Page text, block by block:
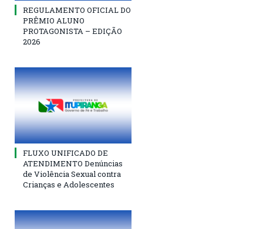
REGULAMENTO OFICIAL DO
PRÊMIO ALUNO
PROTAGONISTA – EDIÇÃO
2026
FLUXO UNIFICADO DE
ATENDIMENTO Denúncias
de Violência Sexual contra
Crianças e Adolescentes